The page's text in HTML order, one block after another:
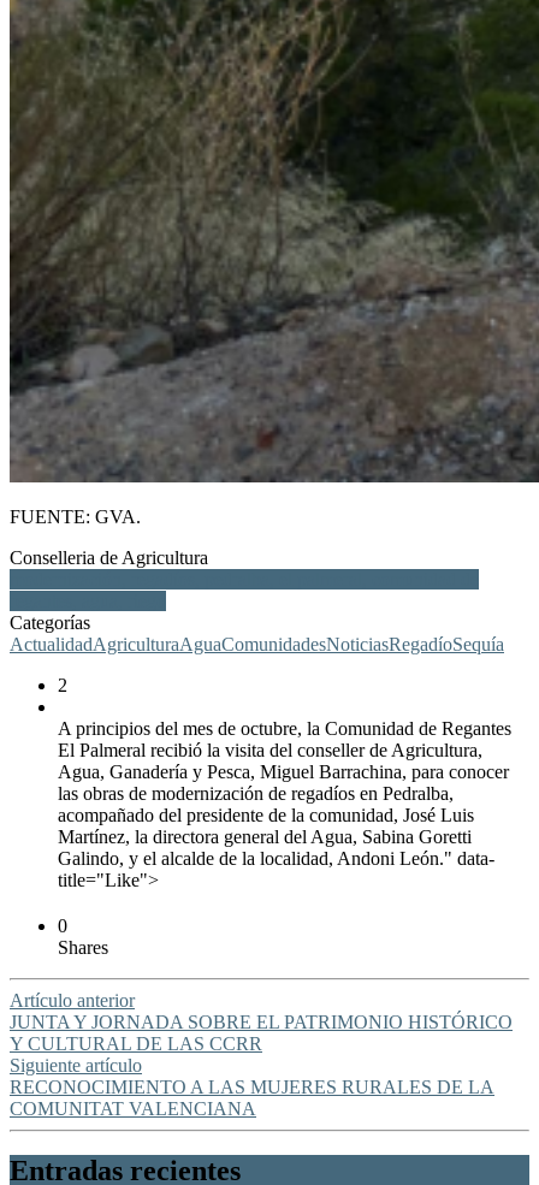
FUENTE: GVA.
Conselleria de Agricultura
Categorías
ActualidadAgriculturaAguaComunidadesNoticiasRegadíoSequía
2
A principios del mes de octubre, la Comunidad de Regantes
El Palmeral recibió la visita del conseller de Agricultura,
Agua, Ganadería y Pesca, Miguel Barrachina, para conocer
las obras de modernización de regadíos en Pedralba,
acompañado del presidente de la comunidad, José Luis
Martínez, la directora general del Agua, Sabina Goretti
Galindo, y el alcalde de la localidad, Andoni León." data-
title="Like">
0
Shares
Artículo anterior
JUNTA Y JORNADA SOBRE EL PATRIMONIO HISTÓRICO
Y CULTURAL DE LAS CCRR
Siguiente artículo
RECONOCIMIENTO A LAS MUJERES RURALES DE LA
COMUNITAT VALENCIANA
Entradas recientes